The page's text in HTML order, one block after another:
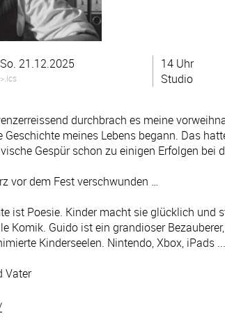
So. 21.12.2025
>.ics
14 Uhr
Studio
durchbrach es meine
meines Lebens begann. Das
Gespür schon zu einigen Erfolgen bei
vor dem Fest verschwunden …
ist Poesie. Kinder macht sie glücklich und
Komik. Guido ist ein grandioser
Kinderseelen. Nintendo, Xbox, iPads
Vater